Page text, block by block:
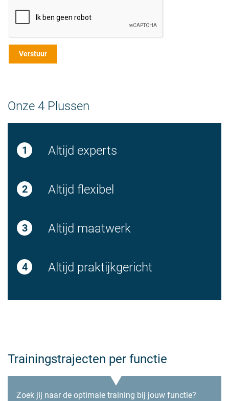
Onze 4 Plussen
Altijd experts
Altijd flexibel
Altijd maatwerk
Altijd praktijkgericht
Trainingstrajecten per functie
Zoek jij naar de optimale training bij jouw functie?